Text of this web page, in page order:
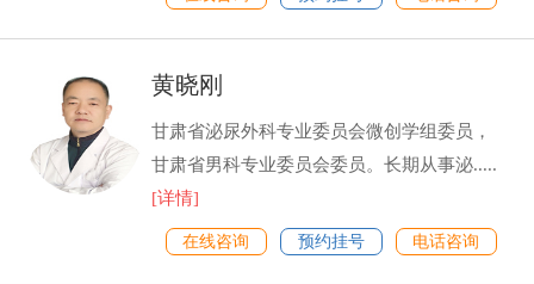
黄晓刚
甘肃省泌尿外科专业委员会微创学组委员，
甘肃省男科专业委员会委员。长期从事泌.....
[详情]
在线咨询 预约挂号 电话咨询